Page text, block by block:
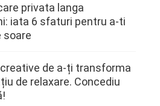
privata langa
iata 6 sfaturi pentru a-ti
soare
de a-ți transforma
de relaxare. Concediu